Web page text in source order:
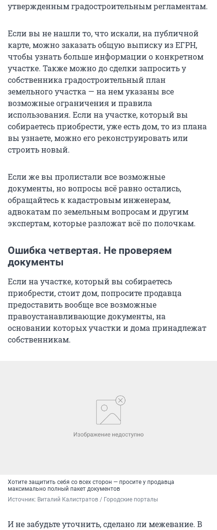
утвержденным градостроительным регламентам.
Если вы не нашли то, что искали, на публичной
карте, можно заказать общую выписку из ЕГРН,
чтобы узнать больше информации о конкретном
участке. Также можно до сделки запросить у
собственника градостроительный план
земельного участка — на нем указаны все
возможные ограничения и правила
использования. Если на участке, который вы
собираетесь приобрести, уже есть дом, то из плана
вы узнаете, можно его реконструировать или
строить новый.
Если же вы пролистали все возможные
документы, но вопросы всё равно остались,
обращайтесь к кадастровым инженерам,
адвокатам по земельным вопросам и другим
экспертам, которые разложат всё по полочкам.
Ошибка четвертая. Не проверяем
документы
Если на участке, который вы собираетесь
приобрести, стоит дом, попросите продавца
предоставить вообще все возможные
правоустанавливающие документы, на
основании которых участки и дома принадлежат
собственникам.
Хотите защитить себя со всех сторон — просите у продавца
максимально полный пакет документов
Источник: Виталий Калистратов / Городские порталы
И не забудьте уточнить, сделано ли межевание. В